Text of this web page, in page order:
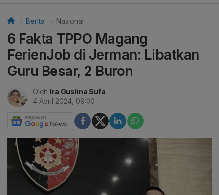
Berita Nasional
6 Fakta TPPO Magang
FerienJob di Jerman: Libatkan
Guru Besar, 2 Buron
Oleh Ira Guslina Sufa
4 April 2024, 09:00